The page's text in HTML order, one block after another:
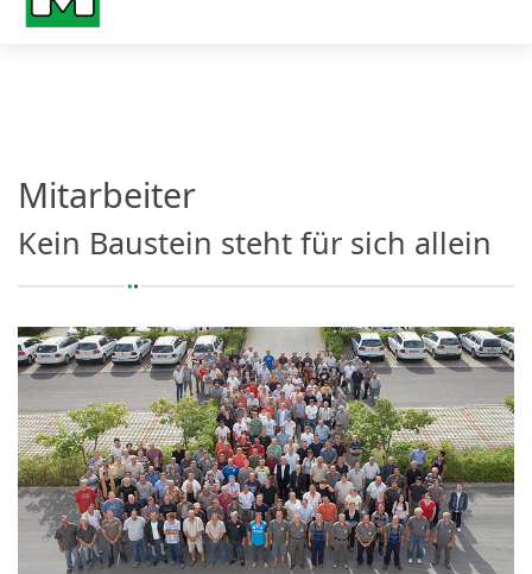
Mitarbeiter
Kein Baustein steht für sich allein